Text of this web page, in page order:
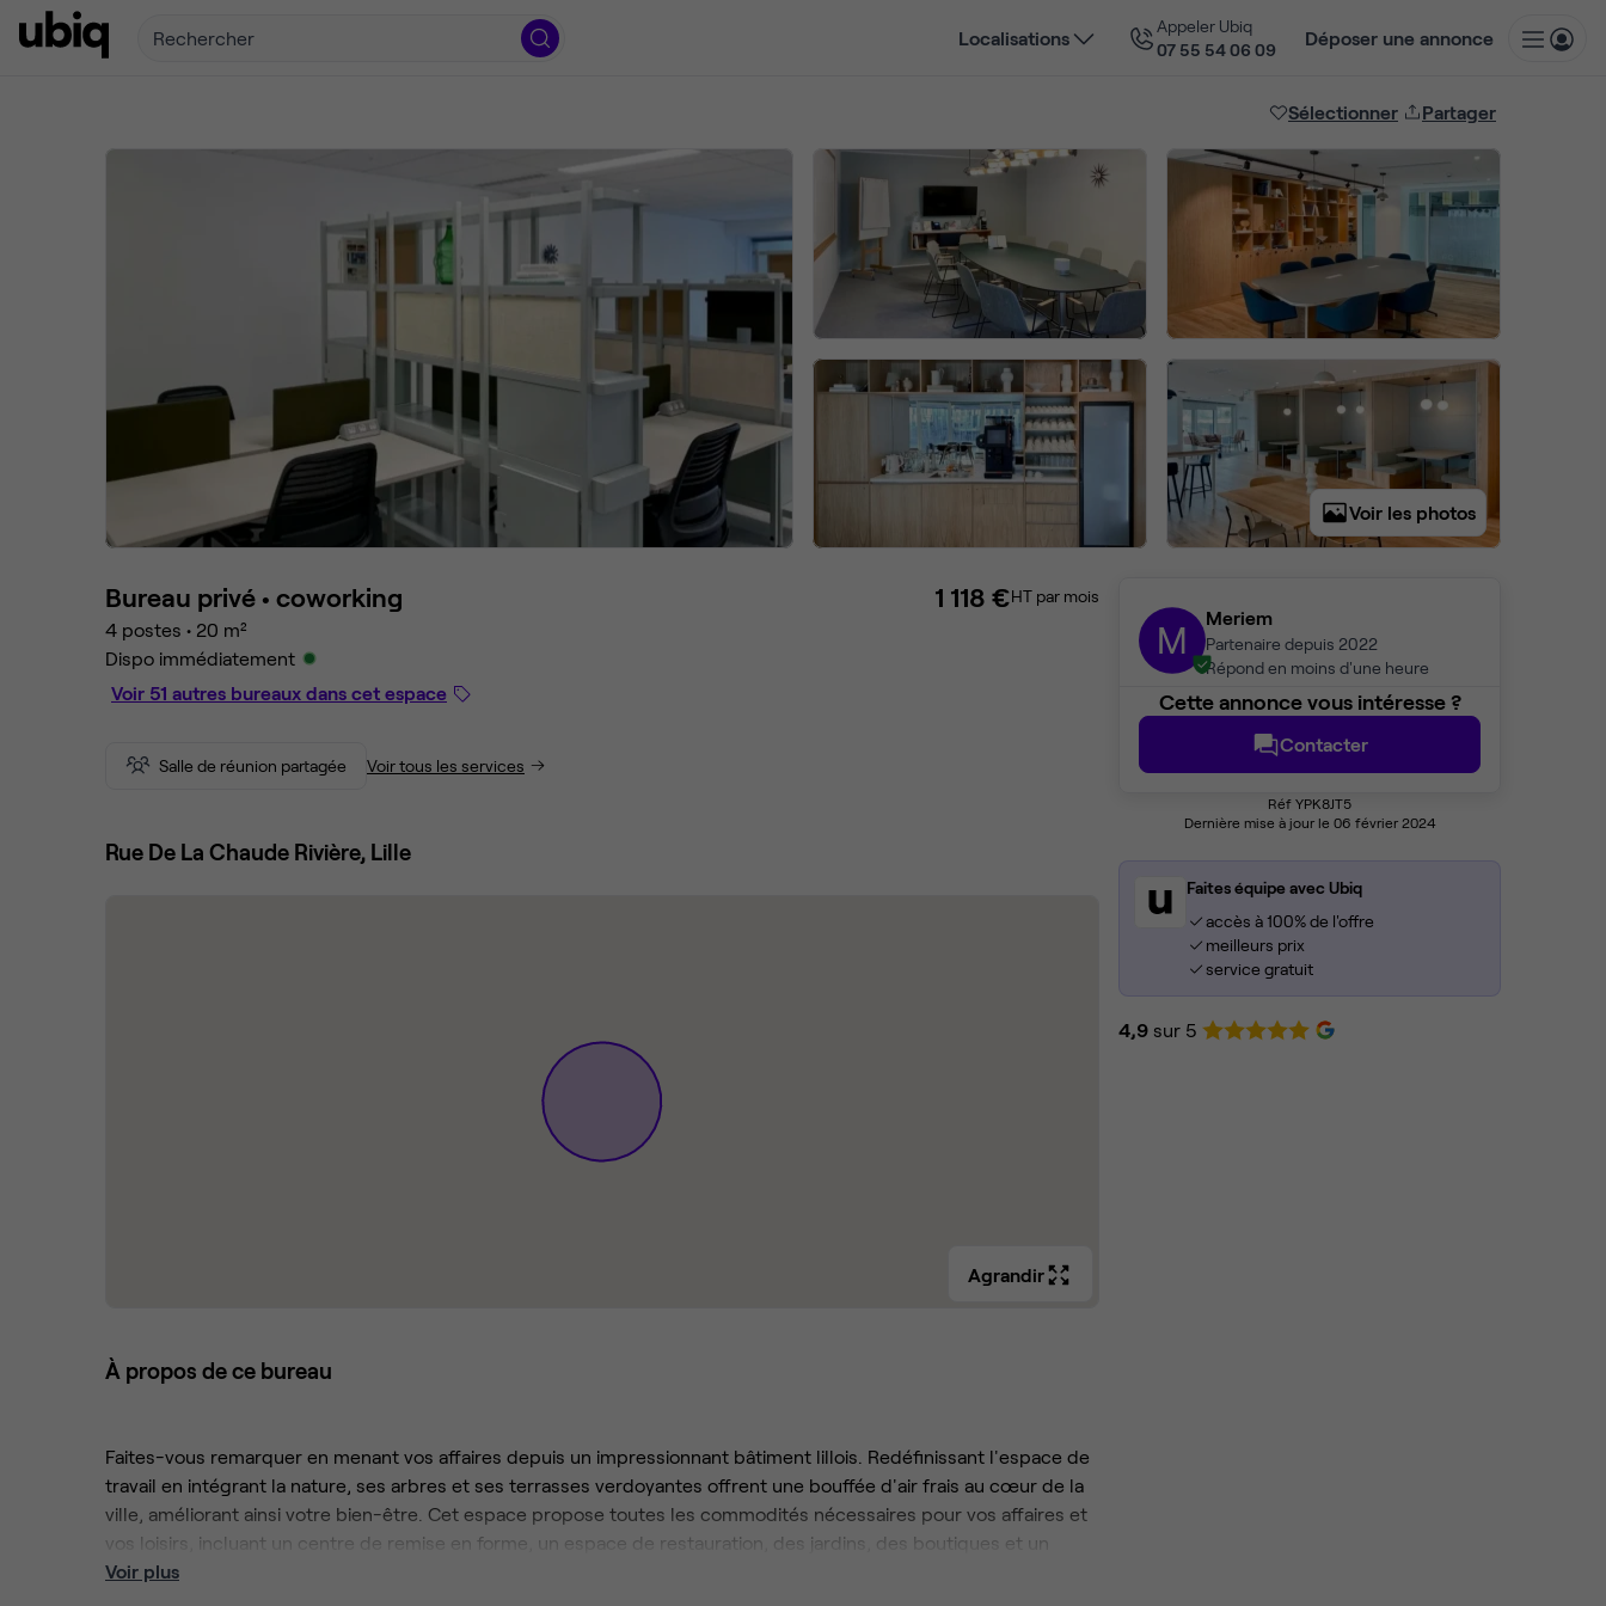
Rechercher Localisations
Appeler Ubiq
07 55 54 06 09
Déposer une annonce
Sélectionner Partager
Voir les photos
M Meriem
Partenaire depuis 2022
Répond en moins d'une heure
Cette annonce vous intéresse ?
Contacter
Réf YPK8JT5
Dernière mise à jour le 06 février 2024
Faites équipe avec Ubiq
accès à 100% de l'offre
meilleurs prix
service gratuit
4,9 sur 5
Bureau privé • coworking
4 postes • 20 m²
Dispo immédiatement
Voir 51 autres bureaux dans cet espace
1 118 €HT par mois
Salle de réunion partagée Voir tous les services
Rue De La Chaude Rivière, Lille
Agrandir
À propos de ce bureau
Faites-vous remarquer en menant vos affaires depuis un impressionnant bâtiment lillois. Redéfinissant l'espace de
travail en intégrant la nature, ses arbres et ses terrasses verdoyantes offrent une bouffée d'air frais au cœur de la
ville, améliorant ainsi votre bien-être. Cet espace propose toutes les commodités nécessaires pour vos affaires et
vos loisirs, incluant un centre de remise en forme, un espace de restauration, des jardins, des boutiques et un
espace culturel. Cet endroit est propice à la créativité et à la collaboration. Explorez nos espaces flexibles et
Voir plus